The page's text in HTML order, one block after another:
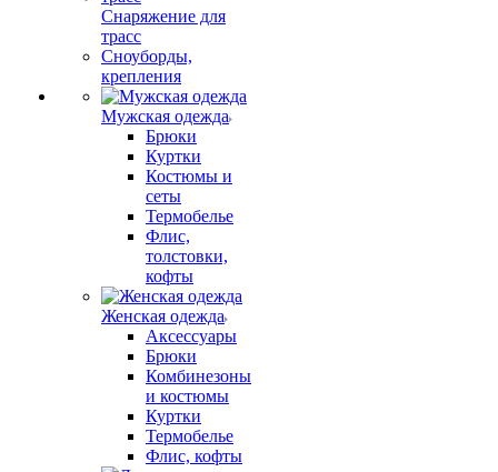
Снаряжение для
трасс
Сноуборды,
крепления
Мужская одежда
Брюки
Куртки
Костюмы и
сеты
Термобелье
Флис,
толстовки,
кофты
Женская одежда
Аксессуары
Брюки
Комбинезоны
и костюмы
Куртки
Термобелье
Флис, кофты